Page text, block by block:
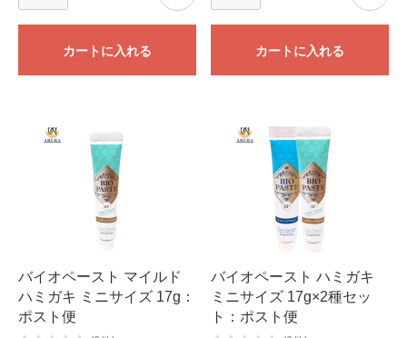
カートに入れる カートに入れる
バイオペースト マイルド
ハミガキ ミニサイズ 17g：
ポスト便
バイオペースト ハミガキ
ミニサイズ 17g×2種セッ
ト：ポスト便